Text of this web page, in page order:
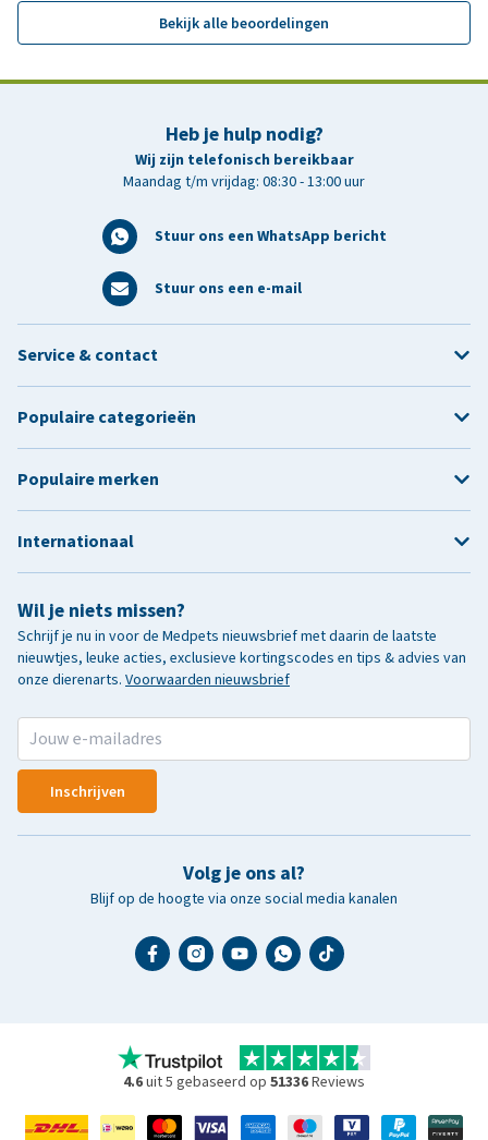
Bekijk alle beoordelingen
Heb je hulp nodig?
Wij zijn telefonisch bereikbaar
Maandag t/m vrijdag: 08:30 - 13:00 uur
Stuur ons een WhatsApp bericht
Stuur ons een e-mail
Wil je niets missen?
Schrijf je nu in voor de Medpets nieuwsbrief met daarin de laatste
nieuwtjes, leuke acties, exclusieve kortingscodes en tips & advies van
onze dierenarts. Voorwaarden nieuwsbrief
Inschrijven
Volg je ons al?
Blijf op de hoogte via onze social media kanalen
Service & contact
Populaire categorieën
Populaire merken
Internationaal
4.6uit 5 gebaseerd op 51336Reviews